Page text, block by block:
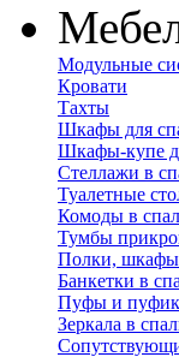
Модульные
Кровати
Тахты
Шкафы для
Шкафы-купе
Стеллажи в
Туалетные
Комоды в
Тумбы
Полки,
Банкетки в
Пуфы и
Зеркала в